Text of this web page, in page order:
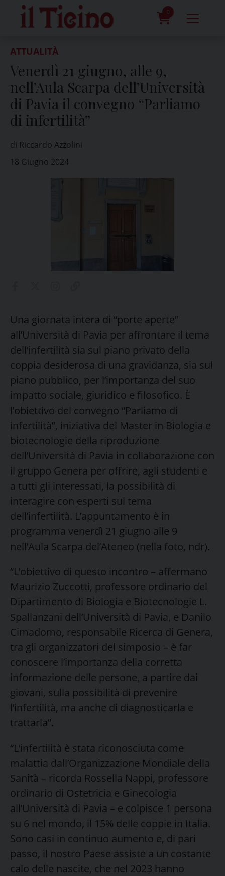
content
0
ATTUALITÀ
Venerdì 21 giugno, alle 9,
nell’Aula Scarpa dell’Università
di Pavia il convegno “Parliamo
di infertilità”
di Riccardo Azzolini
18 Giugno 2024
Una giornata intera di “porte aperte”
all’Università di Pavia per affrontare il tema
dell’infertilità sia sul piano privato della
coppia desiderosa di una gravidanza, sia sul
piano pubblico, per l’importanza del suo
impatto sociale, giuridico e filosofico. È
l’obiettivo del convegno “Parliamo di
infertilità”, iniziativa del Master in Biologia e
biotecnologie della riproduzione
dell’Università di Pavia in collaborazione con
il gruppo Genera per offrire, agli studenti e
a tutti gli interessati, la possibilità di
interagire con esperti sul tema
dell’infertilità. L’appuntamento è in
programma venerdì 21 giugno alle 9
nell’Aula Scarpa del’Ateneo (nella foto, ndr).
“L’obiettivo di questo incontro – affermano
Maurizio Zuccotti, professore ordinario del
Dipartimento di Biologia e Biotecnologie L.
Spallanzani dell’Università di Pavia, e Danilo
Cimadomo, responsabile Ricerca di Genera,
tra gli organizzatori del simposio – è far
conoscere l’importanza della corretta
informazione delle persone, a partire dai
giovani, sulla possibilità di prevenire
l’infertilità, ma anche di diagnosticarla e
trattarla”.
“L’infertilità è stata riconosciuta come
malattia dall’Organizzazione Mondiale della
Sanità – ricorda Rossella Nappi, professore
ordinario di Ostetricia e Ginecologia
all’Università di Pavia – e colpisce 1 persona
su 6 nel mondo, il 15% delle coppie in Italia.
Sono casi in continuo aumento e, di pari
passo, il nostro Paese assiste a un costante
calo delle nascite, che nel 2023 hanno